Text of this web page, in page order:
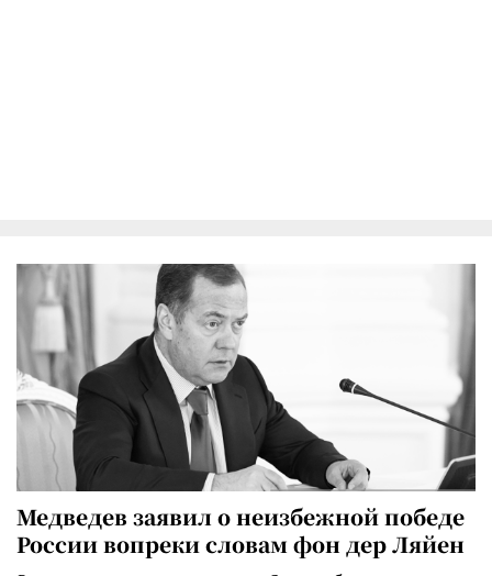
Медведев заявил о неизбежной победе
России вопреки словам фон дер Ляйен